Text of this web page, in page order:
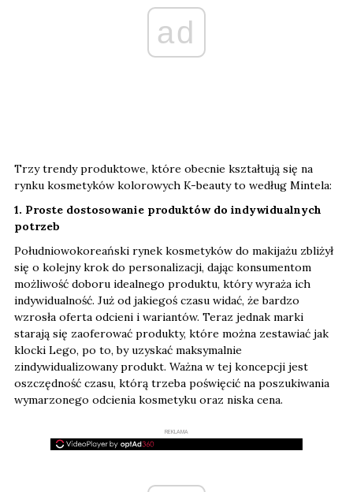
ad
Trzy trendy produktowe, które obecnie kształtują się na
rynku kosmetyków kolorowych K-beauty to według Mintela:
1. Proste dostosowanie produktów do indywidualnych
potrzeb
Południowokoreański rynek kosmetyków do makijażu zbliżył
się o kolejny krok do personalizacji, dając konsumentom
możliwość doboru idealnego produktu, który wyraża ich
indywidualność. Już od jakiegoś czasu widać, że bardzo
wzrosła oferta odcieni i wariantów. Teraz jednak marki
starają się zaoferować produkty, które można zestawiać jak
klocki Lego, po to, by uzyskać maksymalnie
zindywidualizowany produkt. Ważna w tej koncepcji jest
oszczędność czasu, którą trzeba poświęcić na poszukiwania
wymarzonego odcienia kosmetyku oraz niska cena.
REKLAMA